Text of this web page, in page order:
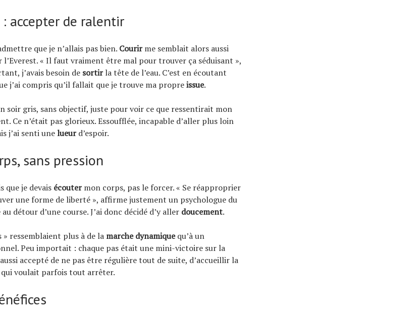
accepter de ralentir
que je n’allais pas bien. Courirme semblait alors aussi
l’Everest. « Il faut vraiment être mal pour trouver ça séduisant »,
j’avais besoin de sortirla tête de l’eau. C’est en écoutant
j’ai compris qu’il fallait que je trouve ma propreissue.
soir gris, sans objectif, juste pour voir ce que ressentirait mon
Ce n’était pas glorieux. Essoufflée, incapable d’aller plus loin
j’ai senti unelueurd’espoir.
sans pression
que je devais écoutermon corps, pas le forcer. « Se réapproprier
une forme de liberté », affirme justement un psychologue du
détour d’une course. J’ai donc décidé d’y aller doucement.
» ressemblaient plus à de la marche dynamiquequ’à un
Peu importait : chaque pas était une mini-victoire sur la
accepté de ne pas être régulière tout de suite, d’accueillir la
voulait parfois tout arrêter.